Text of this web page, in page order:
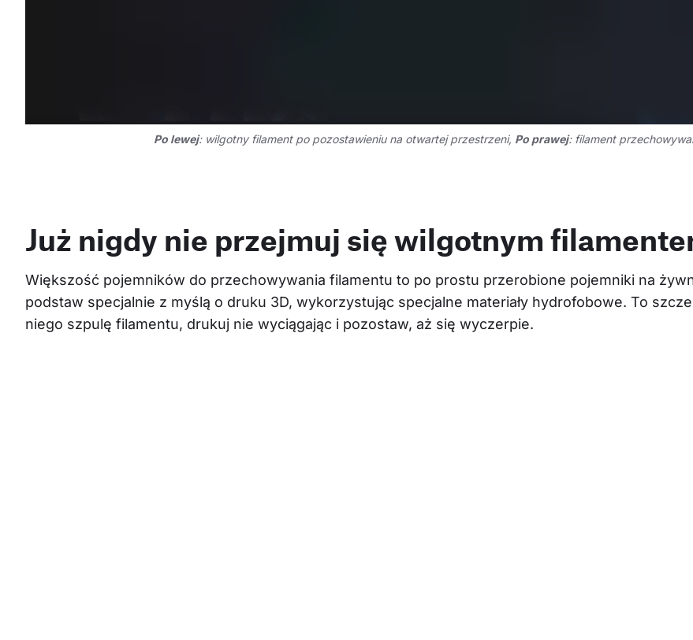
Po lewej: wilgotny filament po pozostawieniu na otwartej przestrzeni, Po prawej: filament
Już nigdy nie przejmuj się wilgotnym
Większość pojemników do przechowywania filamentu to po prostu przerobione pojemniki na
podstaw specjalnie z myślą o druku 3D, wykorzystując specjalne materiały hydrofobowe. To
niego szpulę filamentu, drukuj nie wyciągając i pozostaw, aż się wyczerpie.